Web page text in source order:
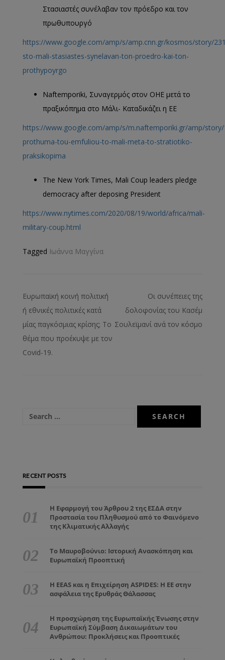
Στασιαστές συνέλαβαν τον πρόεδρο και τον
πρωθυπουργό
https://www.google.com/amp/s/amp.cnn.gr/kosmos/story/
sto-mali-stasiastes-synelavan-ton-proedro-kai-ton-
prothypoyrgo
Naftemporiki, Συναγερμός στον ΟΗΕ μετά το
πραξικόπημα στο Μάλι- Καταδικάζει η ΕΕ
https://www.google.com/amp/s/m.naftemporiki.gr/amp/
prothuma-tou-emfuliou-to-mali-meta-to-stratiotiko-
praksikopima
The New York Times, Mali Coup leaders pledge
democracy after deposing President
https://www.nytimes.com/2020/08/19/world/africa/mali-
military-coup.html
Tagged Ιωάννα Μαγγίνα
Ευρωπαϊκή κοινή πολιτική
ή εθνικές πολιτικές κατά
μίας παγκόσμιας κρίσης; Το
θέμα που προέκυψε με τον
Covid-19.
Οι συνέπειες της
δολοφονίας του Κασέμ
Σουλεϊμανί ανά τον κόσμο
RECENT POSTS
Η Εφαρμογή του Άρθρου 2 της ΕΣΔΑ στην
Προστασία του Πληθυσμού από το Φαινόμενο
της Κλιματικής Αλλαγής
Το Μαυροβούνιο: Ιστορική Ανασκόπηση και
Ευρωπαϊκή Προοπτική
Η EEAS και η Επιχείρηση ASPIDES: Η ΕΕ στην
ασφάλεια της Ερυθράς Θάλασσας
Η προσχώρηση της Ευρωπαϊκής Ένωσης στην
Ευρωπαϊκή Σύμβαση Δικαιωμάτων του
Ανθρώπου: Προκλήσεις και Προοπτικές